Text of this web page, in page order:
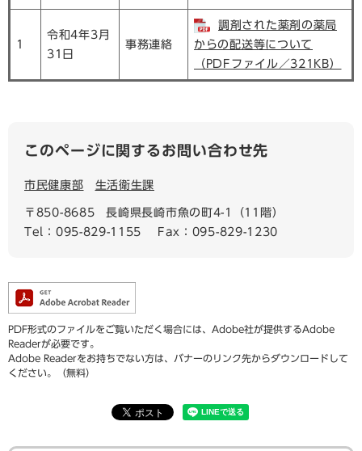
1
令和4年3月
31日
事務連絡
調剤された薬剤の薬局
からの配送等について
（PDFファイル／321KB）
このページに関するお問い合わせ先
市民健康部 生活衛生課
〒850-8685
長崎県長崎市魚の町4-1（11階）
Tel：095-829-1155
Fax：095-829-1230
PDF形式のファイルをご覧いただく場合には、Adobe社が提供するAdobe
Readerが必要です。
Adobe Readerをお持ちでない方は、バナーのリンク先からダウンロードして
ください。（無料）